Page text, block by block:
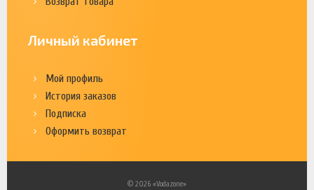
Личный кабинет
Мой профиль
История заказов
Подписка
Оформить возврат
© 2026 «Vodazone»